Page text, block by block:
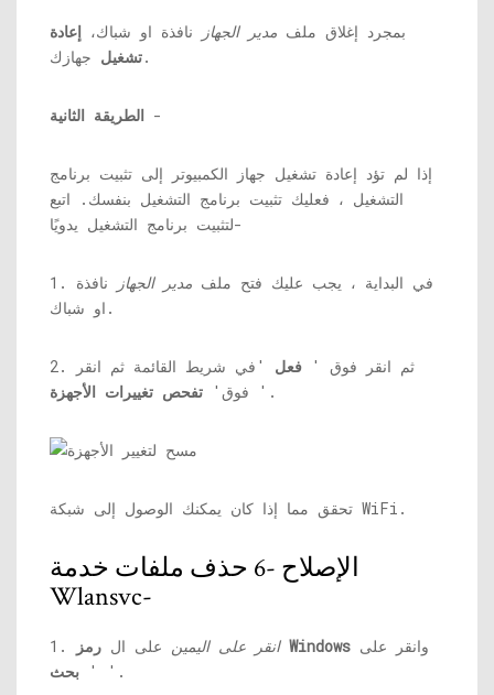
بمجرد إغلاق ملف مدير الجهاز نافذة او شباك، إعادة
تشغيلجهازك.
الطريقة الثانية -
إذا لم تؤد إعادة تشغيل جهاز الكمبيوتر إلى تثبيت برنامج
التشغيل ، فعليك تثبيت برنامج التشغيل بنفسك. اتبع
لتثبيت برنامج التشغيل يدويًا-
1. في البداية ، يجب عليك فتح ملف مدير الجهاز
نافذة
او شباك.
2. ثم انقر فوق ' فعل 'في شريط القائمة ثم انقر
فوق' تفحص تغييرات الأجهزة '.
تحقق مما إذا كان يمكنك الوصول إلى شبكة WiFi.
الإصلاح -6 حذف ملفات خدمة
Wlansvc-
1. انقر على اليمين على ال رمز Windows
' بحث '.